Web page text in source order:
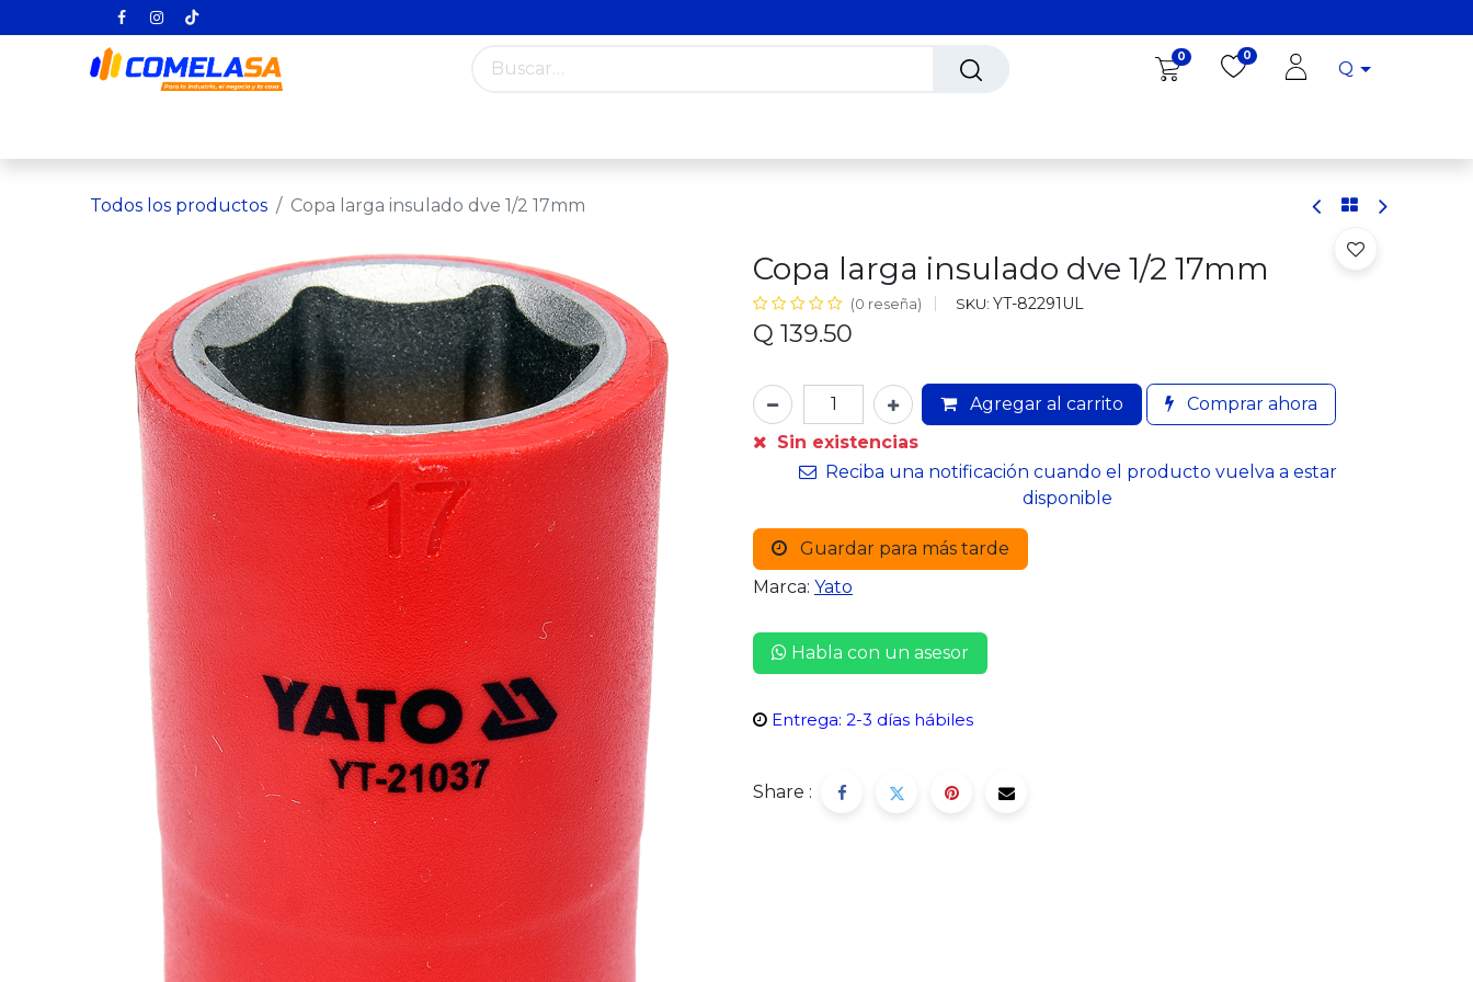
0 0
Q
Todos los productos Copa larga insulado dve 1/2 17mm
Copa larga insulado dve 1/2 17mm
(0 reseña) SKU: YT-82291UL
Q 139.50
Agregar al carrito
Comprar ahora
Sin existencias
Reciba una notificación cuando el producto vuelva a estar
disponible
Guardar para más tarde
Marca: Yato
Habla con un asesor
Entrega: 2-3 días hábiles
Share :